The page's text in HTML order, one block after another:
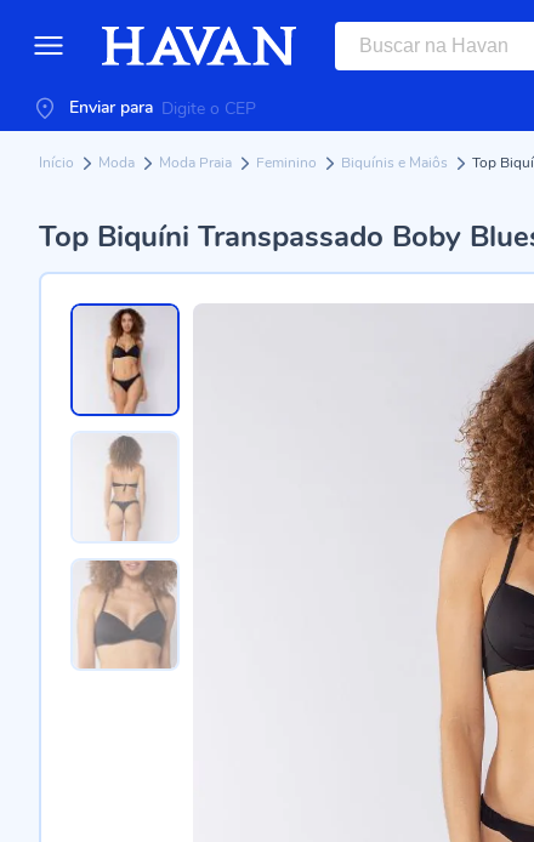
Enviar para
Início Moda Moda Praia Feminino Biquínis e Maiôs Top
Top Biquíni Transpassado Boby